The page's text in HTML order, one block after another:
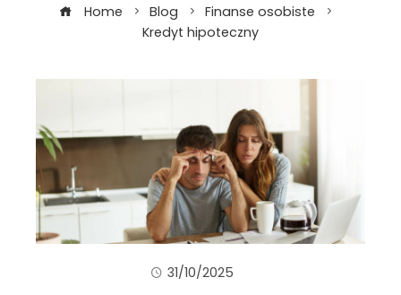
Home Blog
Finanse osobiste
Kredyt hipoteczny
31/10/2025